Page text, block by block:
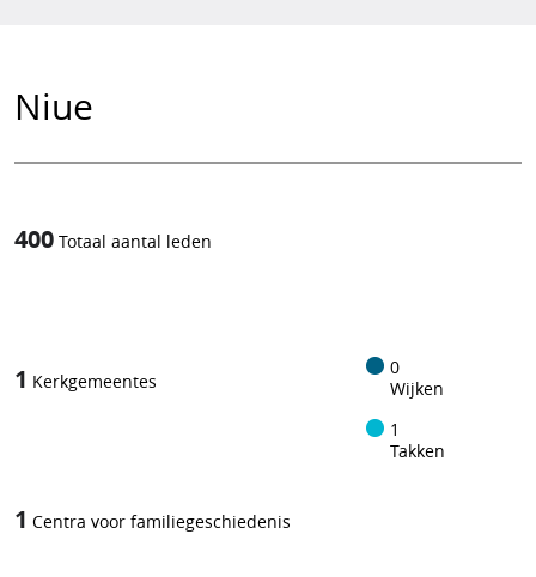
Niue
400 Totaal aantal leden
1 Kerkgemeentes
0
Wijken
1
Takken
1 Centra voor familiegeschiedenis